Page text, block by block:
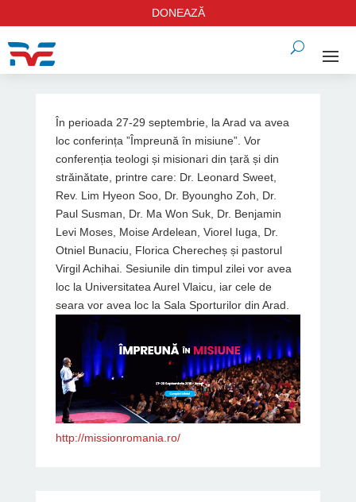
DONEAZĂ
În perioada 27-29 septembrie, la Arad va avea
loc conferința ”Împreună în misiune”. Vor
conferenția teologi și misionari din țară și din
străinătate, printre care: Dr. Leonard Sweet,
Rev. Lim Hyeon Soo, Dr. Byoungho Zoh, Dr.
Paul Susman, Dr. Ma Won Suk, Dr. Benjamin
Levi Moses, Moise Ardelean, Viorel Iuga, Dr.
Otniel Bunaciu, Florica Cherecheș și pastorul
Virgil Achihai. Sesiunile din timpul zilei vor avea
loc la Universitatea Aurel Vlaicu, iar cele de
seara vor avea loc la Sala Sporturilor din Arad.
http://missionromania.ro/